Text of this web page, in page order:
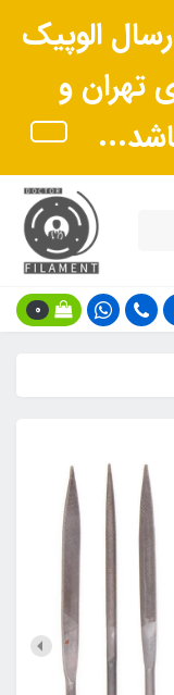
الوپیک
تهران و
0